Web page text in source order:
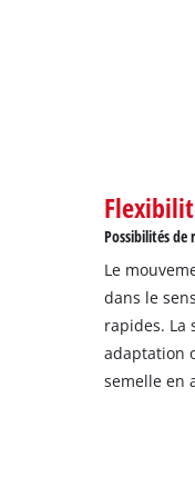
Possibilités
Le
dans le
rapides. La
adaptation
semelle en